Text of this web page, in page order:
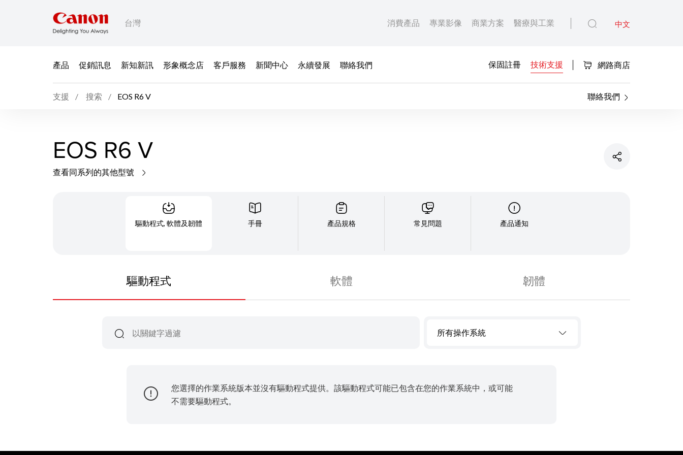
台灣 消費產品 專業影像 商業方案 醫療與工業 中文
產品 促銷訊息 新知新訊 形象概念店 客戶服務 新聞中心 永續發展 聯絡我們 保固註冊 技術支援 網路商店
支援 搜索 EOS R6 V 聯絡我們
EOS R6 V
查看同系列的其他型號
驅動程式, 軟體及韌體 手冊 產品規格 常見問題 產品通知
驅動程式 軟體 韌體
所有操作系統
您選擇的作業系統版本並沒有驅動程式提供。該驅動程式可能已包含在您的作業系統中，或可能
不需要驅動程式。